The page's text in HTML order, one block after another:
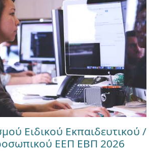
Ειδικού Εκπαιδευτικού /
ΕΕΠ ΕΒΠ 2026